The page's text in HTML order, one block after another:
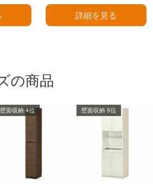
すっきりと見せることができます。
詳細を見る
の商品
壁面収納 4位 壁面収納 5位